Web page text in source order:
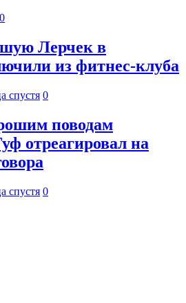
0
Лерчек в
из фитнес-клуба
спустя 0
поводам
отреагировал на
спустя 0